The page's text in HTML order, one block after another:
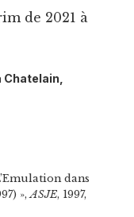
de 2021 à
dans
»,ASJE, 1997,